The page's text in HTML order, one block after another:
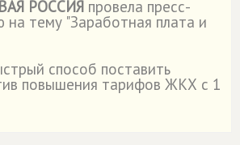
РОССИЯ провела пресс-
на тему "Заработная плата и
способ поставить
повышения тарифов ЖКХ с 1